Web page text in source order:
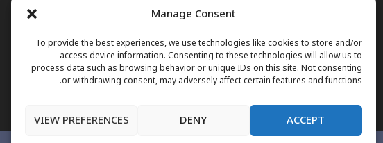
Manage Consent
To provide the best experiences, we use technologies like cookies to store and/or
access device information. Consenting to these technologies will allow us to
process data such as browsing behavior or unique IDs on this site. Not consenting
or withdrawing consent, may adversely affect certain features and functions.
ACCEPT
DENY
VIEW PREFERENCES